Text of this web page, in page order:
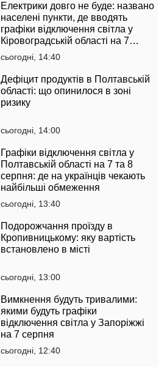
Електрики довго не буде: названо
населені пункти, де вводять
графіки відключення світла у
Кіровоградській області на 7
серпня
сьогодні, 14:40
Дефіцит продуктів в Полтавській
області: що опинилося в зоні
ризику
сьогодні, 14:00
Графіки відключення світла у
Полтавській області на 7 та 8
серпня: де на українців чекають
найбільші обмеження
сьогодні, 13:40
Подорожчання проїзду в
Кропивницькому: яку вартість
встановлено в місті
сьогодні, 13:00
Вимкнення будуть тривалими:
якими будуть графіки
відключення світла у Запоріжжі
на 7 серпня
сьогодні, 12:40